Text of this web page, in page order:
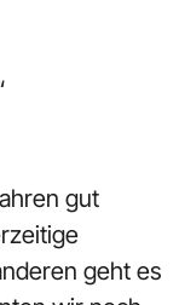
gut
geht es